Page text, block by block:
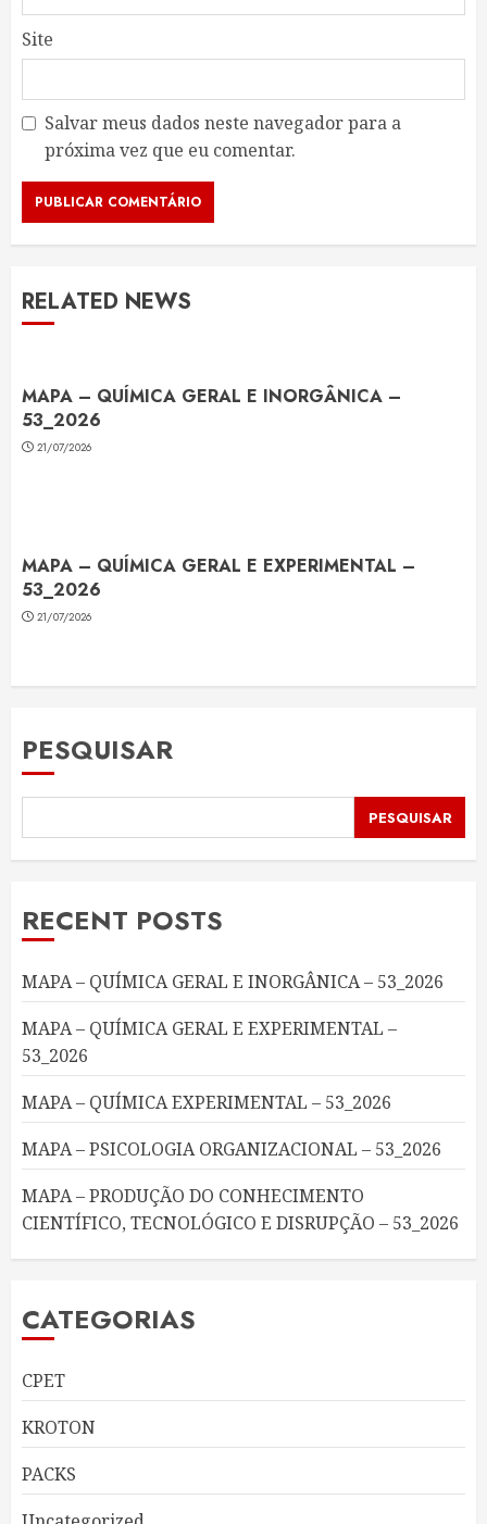
Site
Salvar meus dados neste navegador para a
próxima vez que eu comentar.
RELATED NEWS
MAPA – QUÍMICA GERAL E INORGÂNICA –
53_2026
21/07/2026
MAPA – QUÍMICA GERAL E EXPERIMENTAL –
53_2026
21/07/2026
PESQUISAR
PESQUISAR
RECENT POSTS
MAPA – QUÍMICA GERAL E INORGÂNICA – 53_2026
MAPA – QUÍMICA GERAL E EXPERIMENTAL –
53_2026
MAPA – QUÍMICA EXPERIMENTAL – 53_2026
MAPA – PSICOLOGIA ORGANIZACIONAL – 53_2026
MAPA – PRODUÇÃO DO CONHECIMENTO
CIENTÍFICO, TECNOLÓGICO E DISRUPÇÃO – 53_2026
CATEGORIAS
CPET
KROTON
PACKS